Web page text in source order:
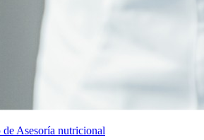
Asesoría nutricional